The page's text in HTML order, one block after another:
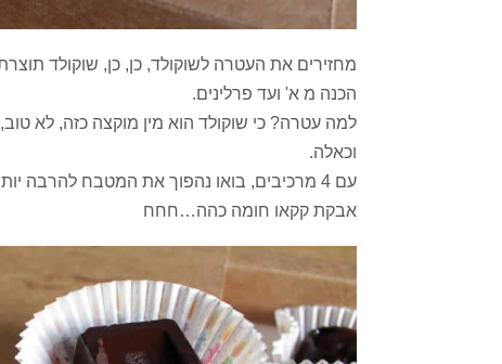
מחזירים את העטרה לשוקולד, כן, כן, שוקולד
הכנה מ א' ועד פרלינים.
למה עטרה? כי שוקולד הוא מין מוקצה כזה, לא
וכאלה.
עם 4 מרכיבים, בואו נהפוך את המטבח להרבה
אבקת קקאו חומה כהה…חחח